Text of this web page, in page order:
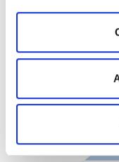
Klinik für
(Onkologie,
0421 497-